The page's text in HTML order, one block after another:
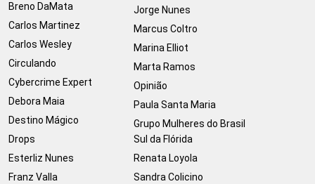
Breno DaMata
Carlos Martinez
Carlos Wesley
Circulando
Cybercrime Expert
Debora Maia
Destino Mágico
Drops
Esterliz Nunes
Franz Valla
Jorge Nunes
Marcus Coltro
Marina Elliot
Marta Ramos
Opinião
Paula Santa Maria
Grupo Mulheres do Brasil
Sul da Flórida
Renata Loyola
Sandra Colicino